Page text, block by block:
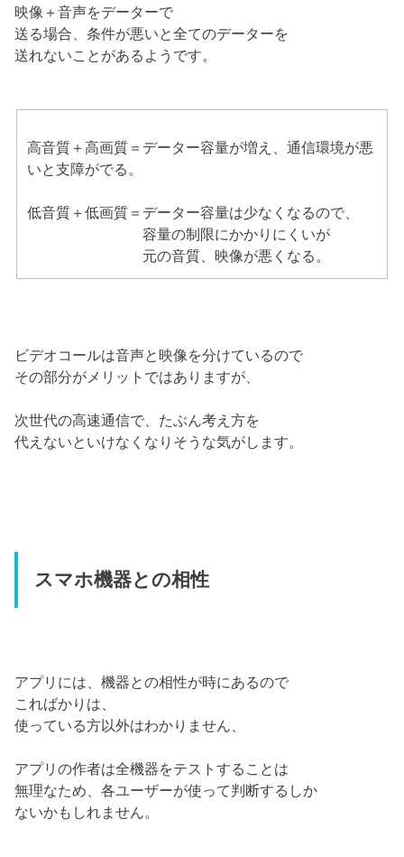
映像＋音声をデーターで
送る場合、条件が悪いと全てのデーターを
送れないことがあるようです。
高音質＋高画質＝データー容量が増え、通信環境が悪
いと支障がでる。
低音質＋低画質＝データー容量は少なくなるので、
容量の制限にかかりにくいが
元の音質、映像が悪くなる。
ビデオコールは音声と映像を分けているので
その部分がメリットではありますが、
次世代の高速通信で、たぶん考え方を
代えないといけなくなりそうな気がします。
スマホ機器との相性
アプリには、機器との相性が時にあるので
こればかりは、
使っている方以外はわかりません、
アプリの作者は全機器をテストすることは
無理なため、各ユーザーが使って判断するしか
ないかもしれません。